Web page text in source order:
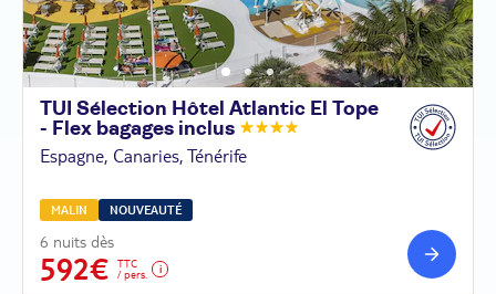
TUI Sélection Hôtel Atlantic El Tope
- Flex bagages inclus
Espagne, Canaries, Ténérife
MALIN NOUVEAUTÉ
6 nuits dès
592€
TTC
/ pers.